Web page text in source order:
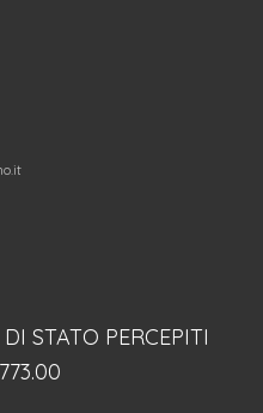
STATO PERCEPITI